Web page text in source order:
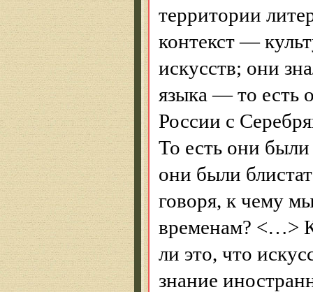
территории
контекст —
искусств; они
языка — то есть
России с
То есть они
они были
говоря, к чему
временам? <…>
ли это, что
знание